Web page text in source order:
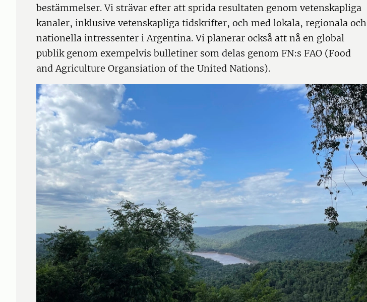
bestämmelser. Vi strävar efter att sprida resultaten genom vetenskapliga
kanaler, inklusive vetenskapliga tidskrifter, och med lokala, regionala och
nationella intressenter i Argentina. Vi planerar också att nå en global
publik genom exempelvis bulletiner som delas genom FN:s FAO (Food
and Agriculture Organsiation of the United Nations).